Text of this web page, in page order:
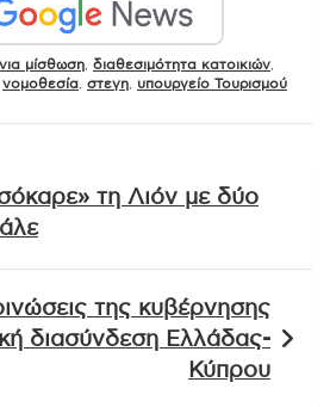
μίσθωση διαθεσιμότητα κατοικιών
νομοθεσία στεγη υπουργείο Τουρισμού
τη Λιόν με δύο
της κυβέρνησης
διασύνδεση Ελλάδας-
Κύπρου